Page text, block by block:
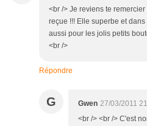
<br /> Je reviens te
reçue !!! Elle superbe et
aussi pour les jolis petits
<br />
Répondre
G Gwen 27/03/2011
<br /> <br /> C'est